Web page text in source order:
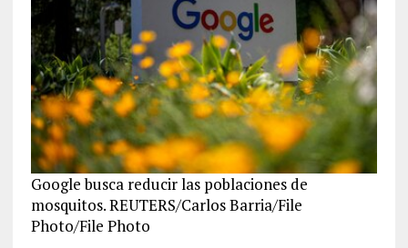
Google busca reducir las poblaciones de
mosquitos. REUTERS/Carlos Barria/File
Photo/File Photo